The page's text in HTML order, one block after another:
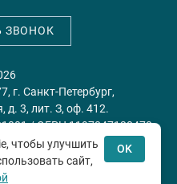
ЗВОНОК
г. Санкт-Петербург,
д. 3, лит. З, оф. 412.
/ ОГРН 1197847128478
чтобы улучшить
сайт,
OK